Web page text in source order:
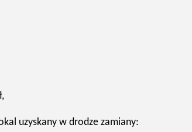
uzyskany w drodze zamiany: